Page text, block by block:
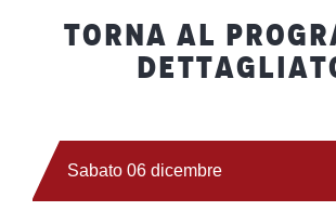
TORNA AL
Sabato 06 dicembre